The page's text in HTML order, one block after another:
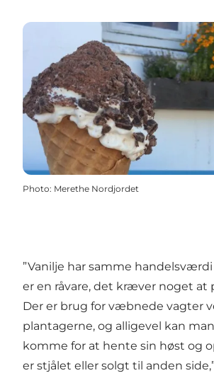
Photo: Merethe Nordjordet
”Vanilje har samme
er en råvare, det kræver noget at
Der er brug for væbnede vagter
plantagerne, og alligevel kan
komme for at hente sin høst og
er stjålet eller solgt til anden